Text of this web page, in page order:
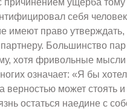
себя
имеют право утверждать,
Большинство
хотя фривольные
означает: «Я бы
верностью может стоять и
остаться наедине с